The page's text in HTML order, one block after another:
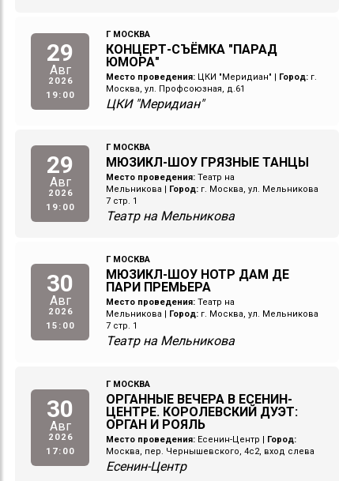
29
Авг
2026
19:00
Г МОСКВА
КОНЦЕРТ-СЪЁМКА "ПАРАД
ЮМОРА"
Место проведения: ЦКИ "Меридиан" Город: г.
Москва, ул. Профсоюзная, д.61
ЦКИ "Меридиан"
29
Авг
2026
19:00
Г МОСКВА
МЮЗИКЛ-ШОУ ГРЯЗНЫЕ ТАНЦЫ
Место проведения: Театр на
Мельникова
Город: г. Москва, ул. Мельникова
7 стр. 1
Театр на Мельникова
30
Авг
2026
15:00
Г МОСКВА
МЮЗИКЛ-ШОУ НОТР ДАМ ДЕ
ПАРИ ПРЕМЬЕРА
Место проведения: Театр на
Мельникова
Город: г. Москва, ул. Мельникова
7 стр. 1
Театр на Мельникова
30
Авг
2026
17:00
Г МОСКВА
ОРГАННЫЕ ВЕЧЕРА В ЕСЕНИН-
ЦЕНТРЕ. КОРОЛЕВСКИЙ ДУЭТ:
ОРГАН И РОЯЛЬ
Место проведения: Есенин-Центр
Город:
Москва, пер. Чернышевского, 4с2, вход слева
Есенин-Центр